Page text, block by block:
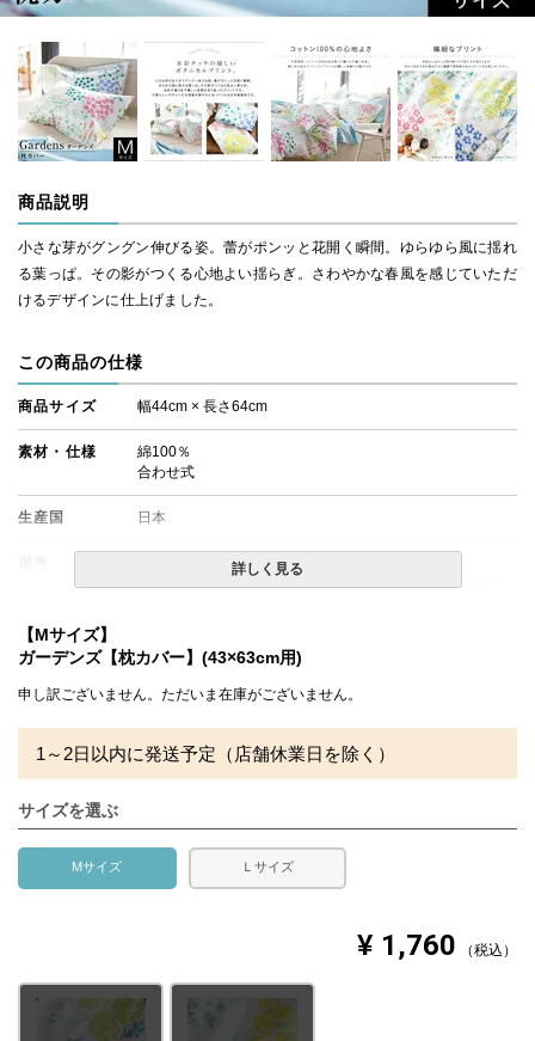
商品説明
小さな芽がグングン伸びる姿。蕾がポンッと花開く瞬間。ゆらゆら風に揺れ
る葉っぱ。その影がつくる心地よい揺らぎ。さわやかな春風を感じていただ
けるデザインに仕上げました。
この商品の仕様
商品サイズ 幅44cm × 長さ64cm
素材・仕様
綿100％
合わせ式
生産国 日本
・配達日指定ＯＫ！
※北海道・沖縄・離島等一部地域へのお届けは別途送料が
異なることがございます。
詳しく見る
【Mサイズ】
ガーデンズ【枕カバー】(43×63cm用)
申し訳ございません。ただいま在庫がございません。
1～2日以内に発送予定（店舗休業日を除く）
サイズを選ぶ
Mサイズ Ｌサイズ
¥ 1,760 税込